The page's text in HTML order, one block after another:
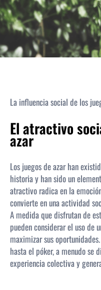
La influencia social de los
El atractivo
azar
Los juegos de azar han
historia y han sido un
atractivo radica en la
convierte en una actividad
A medida que disfrutan de
pueden considerar el uso de
maximizar sus
hasta el póker, a menudo se
experiencia colectiva y